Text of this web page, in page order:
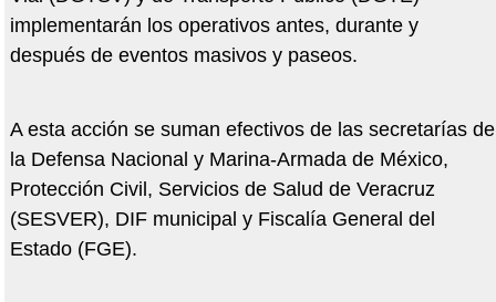
implementarán los operativos antes, durante y
después de eventos masivos y paseos.
A esta acción se suman efectivos de las secretarías de
la Defensa Nacional y Marina-Armada de México,
Protección Civil, Servicios de Salud de Veracruz
(SESVER), DIF municipal y Fiscalía General del
Estado (FGE).